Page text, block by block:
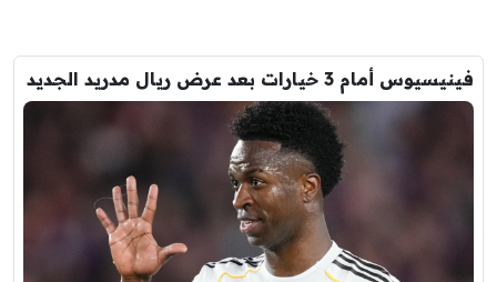
فينيسيوس أمام 3 خيارات بعد عرض ريال مدريد الجديد